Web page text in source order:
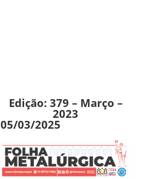
Edição: 379 – Março –
2023
05/03/2025